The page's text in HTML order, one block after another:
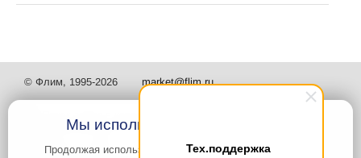
Тех.поддержка
© Флим, 1995-2026 market@flim.ru
Мы используем файлы Cookies
Продолжая использовать наш сайт, высоглашаетесь с